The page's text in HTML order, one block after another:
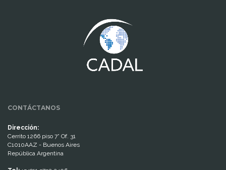
CONTÁCTANOS
Dirección:
Cerrito 1266 piso 7° Of. 31
C1010AAZ - Buenos Aires
República Argentina